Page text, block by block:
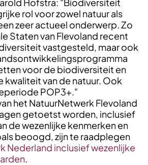
rol voor zowel natuur als
zeer actueel onderwerp. Zo
Staten van Flevoland recent
vastgesteld, maar ook
voor de biodiversiteit en
kwaliteit van de natuur. Ook
POP3+."
het NatuurNetwerk Flevoland
getoetst worden, inclusief
de wezenlijke kenmerken en
beoogd, zijn te raadplegen
Nederland inclusief wezenlijke
.